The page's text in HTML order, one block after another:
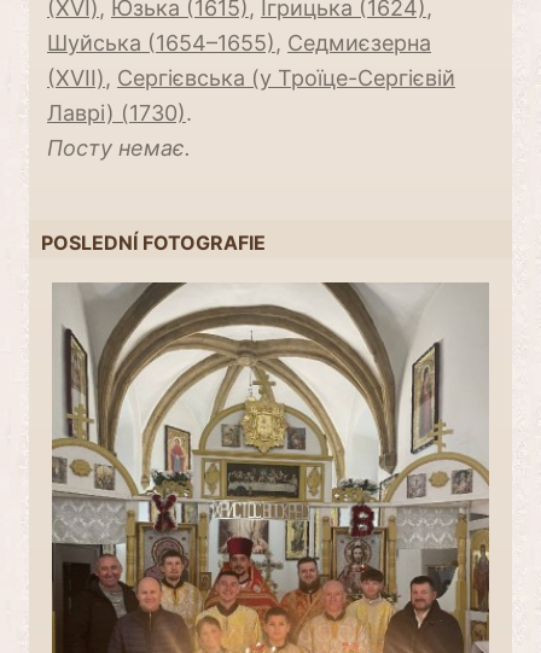
(ХVI), Юзька (1615), Ігрицька (1624),
Шуйська (1654–1655), Седмиєзерна
(ХVII), Сергієвська (у Троїце-Сергієвій
Лаврі) (1730).
Посту немає.
POSLEDNÍ FOTOGRAFIE